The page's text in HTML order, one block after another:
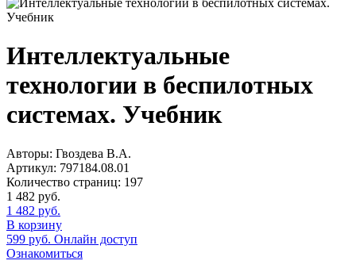
Интеллектуальные
технологии в беспилотных
системах. Учебник
Авторы: Гвоздева В.А.
Артикул: 797184.08.01
Количество страниц: 197
1 482 руб.
1 482 руб.
В корзину
599 руб. Онлайн доступ
Ознакомиться